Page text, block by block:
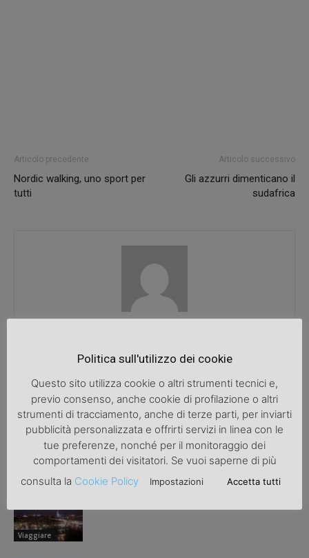
Articolo precedente
Nordic walking, uno sport per
tutti
Articolo successivo
Gli azzurri dimenticano il
sudafrica
ARTICOLI CORRELATI ALTRO DALL'AUTORE
Isola d’Elba, le mete imperdibili
Viaggiare
Politica sull'utilizzo dei cookie
Questo sito utilizza cookie o altri strumenti tecnici e,
previo consenso, anche cookie di profilazione o altri
strumenti di tracciamento, anche di terze parti, per inviarti
pubblicità personalizzata e offrirti servizi in linea con le
tue preferenze, nonché per il monitoraggio dei
comportamenti dei visitatori. Se vuoi saperne di più
consulta la Cookie Policy Impostazioni Accetta tutti